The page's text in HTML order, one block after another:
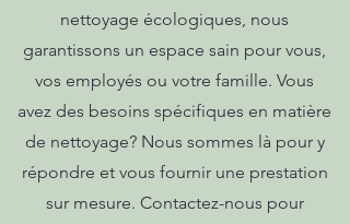
nettoyage écologiques, nous
garantissons un espace sain pour vous,
vos employés ou votre famille. Vous
avez des besoins spécifiques en matière
de nettoyage? Nous sommes là pour y
répondre et vous fournir une prestation
sur mesure. Contactez-nous pour